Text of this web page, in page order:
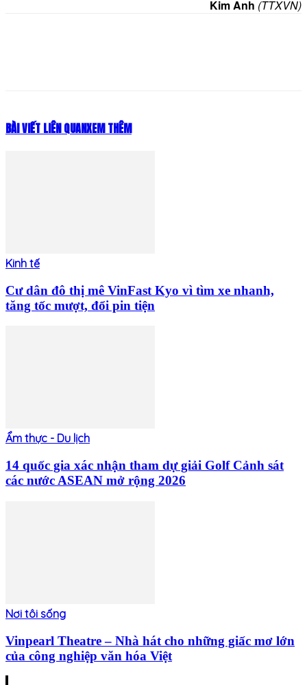
Kim Anh (TTXVN)
BÀI VIẾT LIÊN QUANXEM THÊM
Kinh tế
Cư dân đô thị mê VinFast Kyo vì tìm xe nhanh,
tăng tốc mượt, đổi pin tiện
Ẩm thực - Du lịch
14 quốc gia xác nhận tham dự giải Golf Cảnh sát
các nước ASEAN mở rộng 2026
Nơi tôi sống
Vinpearl Theatre – Nhà hát cho những giấc mơ lớn
của công nghiệp văn hóa Việt